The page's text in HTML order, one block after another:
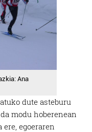
Ana
dute asteburu
modu hoberenean
egoeraren